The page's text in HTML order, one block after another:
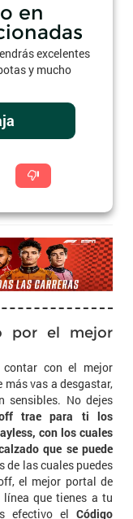
en
excelentes
y mucho
por el mejor
con el mejor
vas a desgastar,
sensibles. No dejes
trae para ti los
con los cuales
que se puede
de las cuales puedes
el mejor portal de
línea que tienes a tu
efectivo el Código